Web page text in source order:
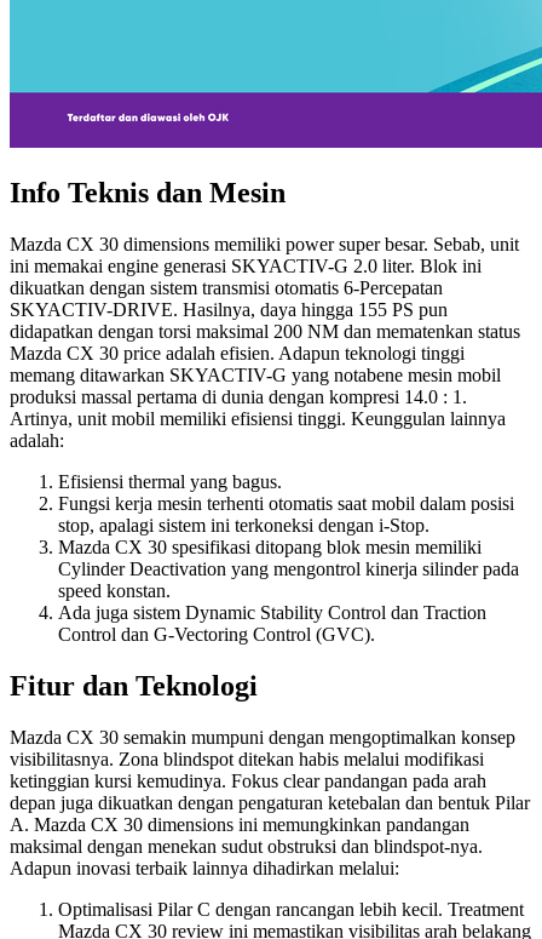
Info Teknis dan Mesin
Mazda CX 30 dimensions memiliki power super besar. Sebab, unit
ini memakai engine generasi SKYACTIV-G 2.0 liter. Blok ini
dikuatkan dengan sistem transmisi otomatis 6-Percepatan
SKYACTIV-DRIVE. Hasilnya, daya hingga 155 PS pun
didapatkan dengan torsi maksimal 200 NM dan mematenkan status
Mazda CX 30 price adalah efisien. Adapun teknologi tinggi
memang ditawarkan SKYACTIV-G yang notabene mesin mobil
produksi massal pertama di dunia dengan kompresi 14.0 : 1.
Artinya, unit mobil memiliki efisiensi tinggi. Keunggulan lainnya
adalah:
Efisiensi thermal yang bagus.
Fungsi kerja mesin terhenti otomatis saat mobil dalam posisi
stop, apalagi sistem ini terkoneksi dengan i-Stop.
Mazda CX 30 spesifikasi ditopang blok mesin memiliki
Cylinder Deactivation yang mengontrol kinerja silinder pada
speed konstan.
Ada juga sistem Dynamic Stability Control dan Traction
Control dan G-Vectoring Control (GVC).
Fitur dan Teknologi
Mazda CX 30 semakin mumpuni dengan mengoptimalkan konsep
visibilitasnya. Zona blindspot ditekan habis melalui modifikasi
ketinggian kursi kemudinya. Fokus clear pandangan pada arah
depan juga dikuatkan dengan pengaturan ketebalan dan bentuk Pilar
A. Mazda CX 30 dimensions ini memungkinkan pandangan
maksimal dengan menekan sudut obstruksi dan blindspot-nya.
Adapun inovasi terbaik lainnya dihadirkan melalui:
Optimalisasi Pilar C dengan rancangan lebih kecil. Treatment
Mazda CX 30 review ini memastikan visibilitas arah belakang